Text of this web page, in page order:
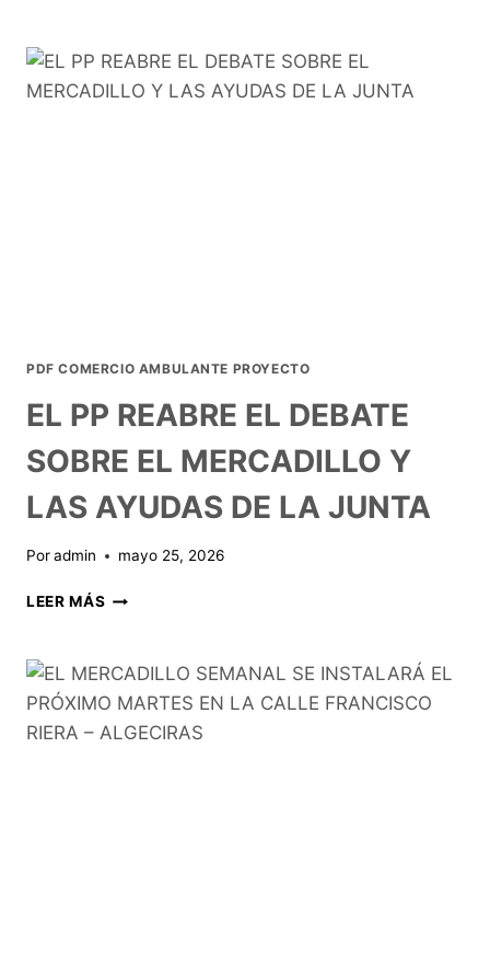
PDF COMERCIO AMBULANTE PROYECTO
EL PP REABRE EL DEBATE
SOBRE EL MERCADILLO Y
LAS AYUDAS DE LA JUNTA
Poradmin mayo 25, 2026
LEER MÁS